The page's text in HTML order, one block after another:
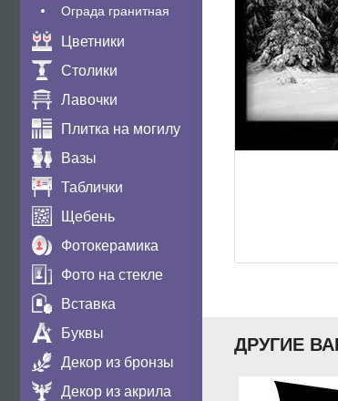
Ограда гранитная
Цветники
Столики
Лавочки
Плитка на могилу
Вазы
Таблички
Щебень
Фотокерамика
Фото на стекле
Вставка
Буквы
Декор из бронзы
Декор из акрила
ДРУГИЕ